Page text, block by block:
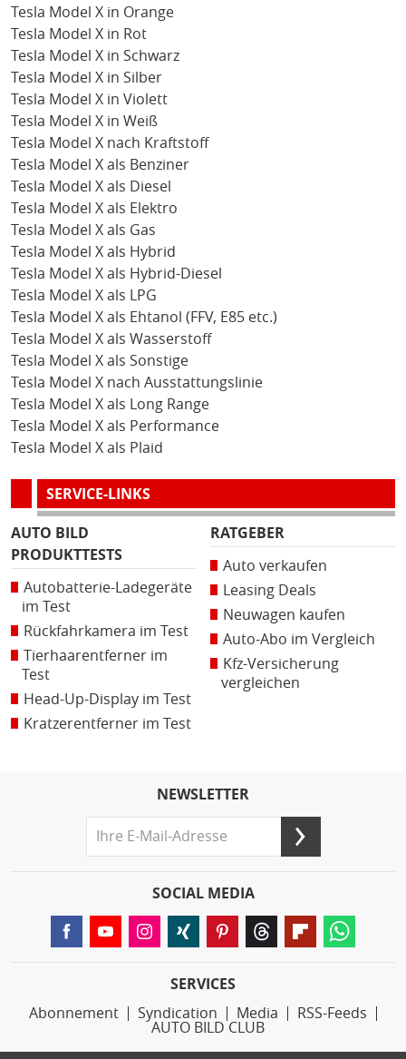
Tesla Model X in Orange
Tesla Model X in Rot
Tesla Model X in Schwarz
Tesla Model X in Silber
Tesla Model X in Violett
Tesla Model X in Weiß
Tesla Model X nach Kraftstoff
Tesla Model X als Benziner
Tesla Model X als Diesel
Tesla Model X als Elektro
Tesla Model X als Gas
Tesla Model X als Hybrid
Tesla Model X als Hybrid-Diesel
Tesla Model X als LPG
Tesla Model X als Ehtanol (FFV, E85 etc.)
Tesla Model X als Wasserstoff
Tesla Model X als Sonstige
Tesla Model X nach Ausstattungslinie
Tesla Model X als Long Range
Tesla Model X als Performance
Tesla Model X als Plaid
SERVICE-LINKS
AUTO BILD
PRODUKTTESTS
Autobatterie-Ladegeräte
im Test
Rückfahrkamera im Test
Tierhaarentferner im
Test
Head-Up-Display im Test
Kratzerentferner im Test
RATGEBER
Auto verkaufen
Leasing Deals
Neuwagen kaufen
Auto-Abo im Vergleich
Kfz-Versicherung
vergleichen
NEWSLETTER
SOCIAL MEDIA
SERVICES
Abonnement
Syndication Media
RSS-Feeds
AUTO BILD CLUB